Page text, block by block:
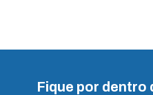
Fique por dentro